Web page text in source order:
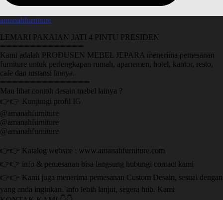
amanahfurniture
LEMARI PAKAIAN JATI 4 PINTU PRESIDEN
➖➖➖➖➖➖➖➖➖➖➖➖➖➖
Kami adalah PRODUSEN MEBEL JEPARA menerima pemesanan
furniture untuk perlengkapan rumah, apartemen, hotel, kantor, resto,
cafe dan instansi lainya.
➖➖➖➖➖➖➖➖➖➖➖➖➖➖➖
Mau lihat contoh desain mebel lainya ?
👉👉 Kunjungi profil IG
@amanahfurniture
@amanahfurniture
@amanahfurniture
👉👉 Katalog website : www.amanahfurniture.com
👉👉 info & pemesanan bisa langsung hubungi contact kami
👉👉 Kami juga menerima pemesanan Custom Desain, sesuai dengan
yang anda inginkan. Info lebih lanjut, segera hub. Kami